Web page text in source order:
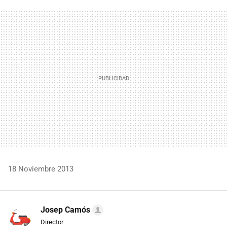
MAIL
18 Noviembre 2013
Josep Camós
Director